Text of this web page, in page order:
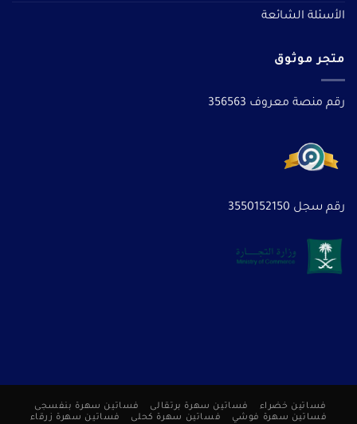
الأسئلة الشائعة
متجر موثوق
رقم منصة معروف 356563
رقم سجل 3550152150
فساتين خضراء فساتين سهرة برتقالى
فساتين سهرة بنفسجى
فساتين سهرة فوشي
فساتين سهرة كحلى فساتين سهرة زرقاء